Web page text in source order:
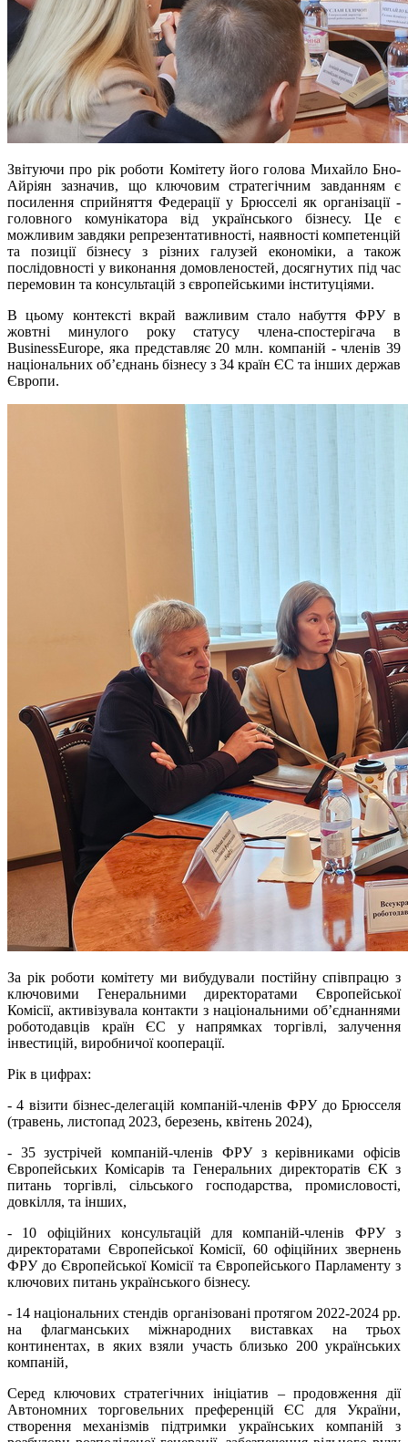
Звітуючи про рік роботи Комітету його голова Михайло Бно-
Айріян зазначив, що ключовим стратегічним завданням є
посилення сприйняття Федерації у Брюсселі як організації -
головного комунікатора від українського бізнесу. Це є
можливим завдяки репрезентативності, наявності компетенцій
та позиції бізнесу з різних галузей економіки, а також
послідовності у виконання домовленостей, досягнутих під час
перемовин та консультацій з європейськими інституціями.
В цьому контексті вкрай важливим стало набуття ФРУ в
жовтні минулого року статусу члена-спостерігача в
BusinessEurope, яка представляє 20 млн. компаній - членів 39
національних об’єднань бізнесу з 34 країн ЄС та інших держав
Європи.
За рік роботи комітету ми вибудували постійну співпрацю з
ключовими Генеральними директоратами Європейської
Комісії, активізувала контакти з національними об’єднаннями
роботодавців країн ЄС у напрямках торгівлі, залучення
інвестицій, виробничої кооперації.
Рік в цифрах:
- 4 візити бізнес-делегацій компаній-членів ФРУ до Брюсселя
(травень, листопад 2023, березень, квітень 2024),
- 35 зустрічей компаній-членів ФРУ з керівниками офісів
Європейських Комісарів та Генеральних директоратів ЄК з
питань торгівлі, сільського господарства, промисловості,
довкілля, та інших,
- 10 офіційних консультацій для компаній-членів ФРУ з
директоратами Європейської Комісії, 60 офіційних звернень
ФРУ до Європейської Комісії та Європейського Парламенту з
ключових питань українського бізнесу.
- 14 національних стендів організовані протягом 2022-2024 рр.
на флагманських міжнародних виставках на трьох
континентах, в яких взяли участь близько 200 українських
компаній,
Серед ключових стратегічних ініціатив – продовження дії
Автономних торговельних преференцій ЄС для України,
створення механізмів підтримки українських компаній з